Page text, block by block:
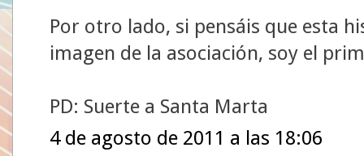
Por otro lado, si pensáis que esta
imagen de la asociación, soy el
PD: Suerte a Santa Marta
4 de agosto de 2011 a las 18:06